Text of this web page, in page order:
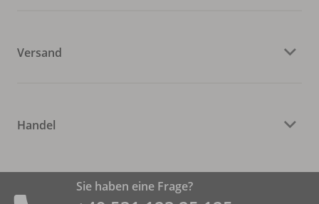
Versand
Handel
Sie haben eine Frage?